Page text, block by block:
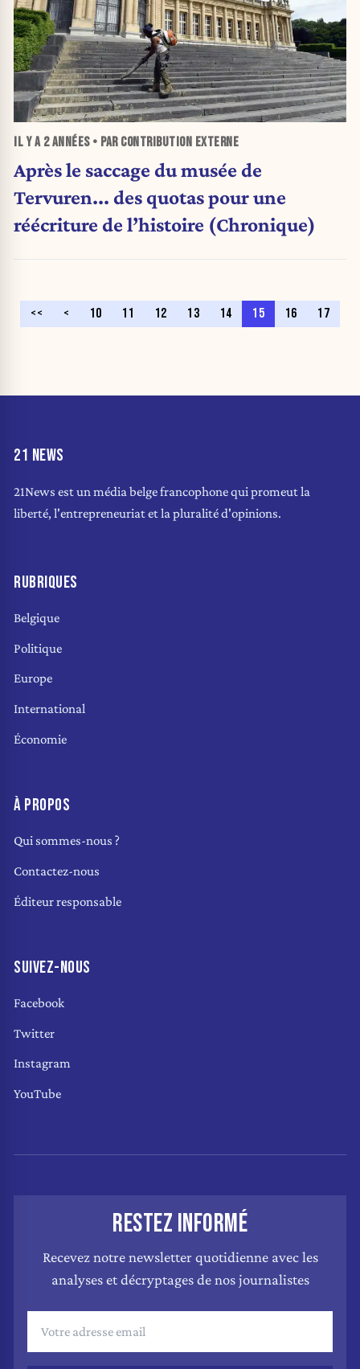
IL Y A 2 ANNÉES• PAR CONTRIBUTION EXTERNE
Après le saccage du musée de
Tervuren... des quotas pour une
réécriture de l’histoire (Chronique)
<< < 10 11 12 13 14 15 16 17
21 NEWS
21News est un média belge francophone qui promeut la
liberté, l'entrepreneuriat et la pluralité d'opinions.
RUBRIQUES
Belgique
Politique
Europe
International
Économie
À PROPOS
Qui sommes-nous ?
Contactez-nous
Éditeur responsable
SUIVEZ-NOUS
Facebook
Twitter
Instagram
YouTube
RESTEZ INFORMÉ
Recevez notre newsletter quotidienne avec les
analyses et décryptages de nos journalistes